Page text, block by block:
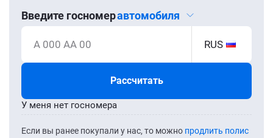
Введите госномеравтомобиля
А 000 АА 00 RUS
Рассчитать
Если вы ранее покупали у нас, то можно продлить полис
У меня нет госномера